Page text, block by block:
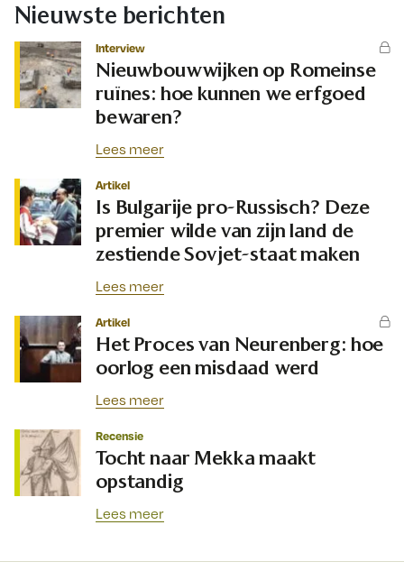
Nieuwste berichten
Interview
Nieuwbouwwijken op Romeinse
ruïnes: hoe kunnen we erfgoed
bewaren?
Lees meer
Artikel
Is Bulgarije pro-Russisch? Deze
premier wilde van zijn land de
zestiende Sovjet-staat maken
Lees meer
Artikel
Het Proces van Neurenberg: hoe
oorlog een misdaad werd
Lees meer
Recensie
Tocht naar Mekka maakt
opstandig
Lees meer